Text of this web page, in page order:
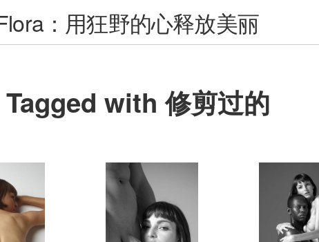
：用狂野的心释放美丽
Tagged with 修剪过的